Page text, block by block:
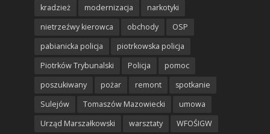
kradzież
modernizacja
narkotyki
nietrzeźwy kierowca
obchody
OSP
pabianicka policja
piotrkowska policja
Piotrków Trybunalski
Policja
pomoc
poszukiwany
pożar remont
spotkanie
Sulejów
Tomaszów Mazowiecki
umowa
Urząd Marszałkowski
warsztaty WFOŚIGW